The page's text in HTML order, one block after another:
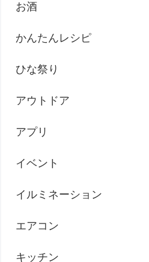
お酒
かんたんレシピ
ひな祭り
アウトドア
アプリ
イベント
イルミネーション
エアコン
キッチン